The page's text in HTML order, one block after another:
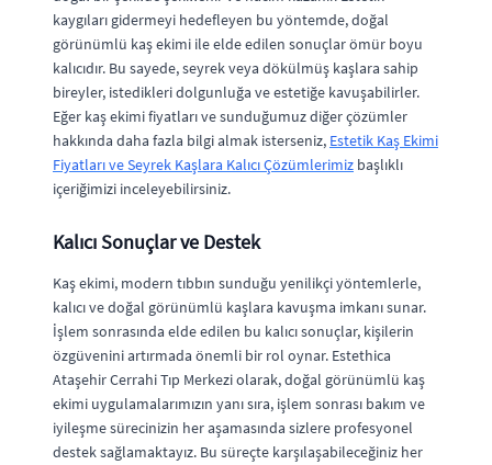
kaygıları gidermeyi hedefleyen bu yöntemde, doğal
görünümlü kaş ekimi ile elde edilen sonuçlar ömür boyu
kalıcıdır. Bu sayede, seyrek veya dökülmüş kaşlara sahip
bireyler, istedikleri dolgunluğa ve estetiğe kavuşabilirler.
Eğer kaş ekimi fiyatları ve sunduğumuz diğer çözümler
hakkında daha fazla bilgi almak isterseniz, Estetik Kaş Ekimi
Fiyatları ve Seyrek Kaşlara Kalıcı Çözümlerimiz başlıklı
içeriğimizi inceleyebilirsiniz.
Kalıcı Sonuçlar ve Destek
Kaş ekimi, modern tıbbın sunduğu yenilikçi yöntemlerle,
kalıcı ve doğal görünümlü kaşlara kavuşma imkanı sunar.
İşlem sonrasında elde edilen bu kalıcı sonuçlar, kişilerin
özgüvenini artırmada önemli bir rol oynar. Estethica
Ataşehir Cerrahi Tıp Merkezi olarak, doğal görünümlü kaş
ekimi uygulamalarımızın yanı sıra, işlem sonrası bakım ve
iyileşme sürecinizin her aşamasında sizlere profesyonel
destek sağlamaktayız. Bu süreçte karşılaşabileceğiniz her